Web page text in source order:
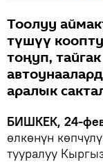
Тоолуу
түшүү
тоңуп,
аралык
БИШКЕК, 24-
өлкөнүн
тууралуу